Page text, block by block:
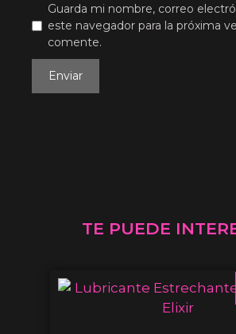
Guarda mi nombre, correo
este navegador para la próxima
comente.
TE PUEDE